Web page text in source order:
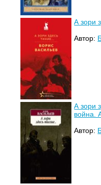
А зори
Автор:
А зори
война.
Автор: